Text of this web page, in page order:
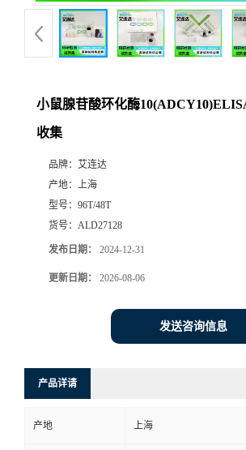
小鼠腺苷酸环化酶
收集
品牌： 艾连达
产地： 上海
型号： 96T/48T
货号： ALD27128
发布日期： 2024-12-31
更新日期： 2026-08-06
发送咨询信息
产品详请
产地 上海